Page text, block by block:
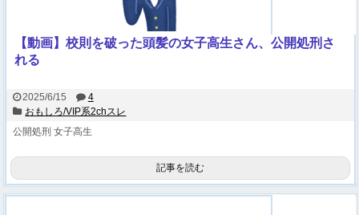
【動画】校則を破った頭髪の女子高生さん、公開処刑さ
れる
2025/6/15
4
おもしろ/VIP系2chスレ
公開処刑 女子高生
記事を読む